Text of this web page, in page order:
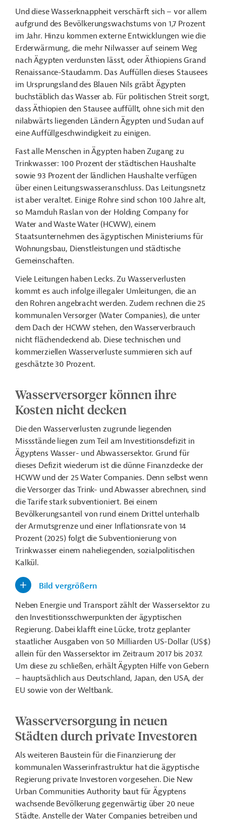
Und diese Wasserknappheit verschärft sich – vor allem
aufgrund des Bevölkerungswachstums von 1,7 Prozent
im Jahr. Hinzu kommen externe Entwicklungen wie die
Erderwärmung, die mehr Nilwasser auf seinem Weg
nach Ägypten verdunsten lässt, oder Äthiopiens Grand
Renaissance-Staudamm. Das Auffüllen dieses Stausees
im Ursprungsland des Blauen Nils gräbt Ägypten
buchstäblich das Wasser ab. Für politischen Streit sorgt,
dass Äthiopien den Stausee auffüllt, ohne sich mit den
nilabwärts liegenden Ländern Ägypten und Sudan auf
eine Auffüllgeschwindigkeit zu einigen.
Fast alle Menschen in Ägypten haben Zugang zu
Trinkwasser: 100 Prozent der städtischen Haushalte
sowie 93 Prozent der ländlichen Haushalte verfügen
über einen Leitungswasseranschluss. Das Leitungsnetz
ist aber veraltet. Einige Rohre sind schon 100 Jahre alt,
so Mamduh Raslan von der Holding Company for
Water and Waste Water (HCWW), einem
Staatsunternehmen des ägyptischen Ministeriums für
Wohnungsbau, Dienstleistungen und städtische
Gemeinschaften.
Viele Leitungen haben Lecks. Zu Wasserverlusten
kommt es auch infolge illegaler Umleitungen, die an
den Rohren angebracht werden. Zudem rechnen die 25
kommunalen Versorger (Water Companies), die unter
dem Dach der HCWW stehen, den Wasserverbrauch
nicht flächendeckend ab. Diese technischen und
kommerziellen Wasserverluste summieren sich auf
geschätzte 30 Prozent.
Wasserversorger können ihre
Kosten nicht decken
Die den Wasserverlusten zugrunde liegenden
Missstände liegen zum Teil am Investitionsdefizit in
Ägyptens Wasser- und Abwassersektor. Grund für
dieses Defizit wiederum ist die dünne Finanzdecke der
HCWW und der 25 Water Companies. Denn selbst wenn
die Versorger das Trink- und Abwasser abrechnen, sind
die Tarife stark subventioniert. Bei einem
Bevölkerungsanteil von rund einem Drittel unterhalb
der Armutsgrenze und einer Inflationsrate von 14
Prozent (2025) folgt die Subventionierung von
Trinkwasser einem naheliegenden, sozialpolitischen
Kalkül.
Bild vergrößern
Neben Energie und Transport zählt der Wassersektor zu
den Investitionsschwerpunkten der ägyptischen
Regierung. Dabei klafft eine Lücke, trotz geplanter
staatlicher Ausgaben von 50 Milliarden US-Dollar (US$)
allein für den Wassersektor im Zeitraum 2017 bis 2037.
Um diese zu schließen, erhält Ägypten Hilfe von Gebern
– hauptsächlich aus Deutschland, Japan, den USA, der
EU sowie von der Weltbank.
Wasserversorgung in neuen
Städten durch private Investoren
Als weiteren Baustein für die Finanzierung der
kommunalen Wasserinfrastruktur hat die ägyptische
Regierung private Investoren vorgesehen. Die New
Urban Communities Authority baut für Ägyptens
wachsende Bevölkerung gegenwärtig über 20 neue
Städte. Anstelle der Water Companies betreiben und